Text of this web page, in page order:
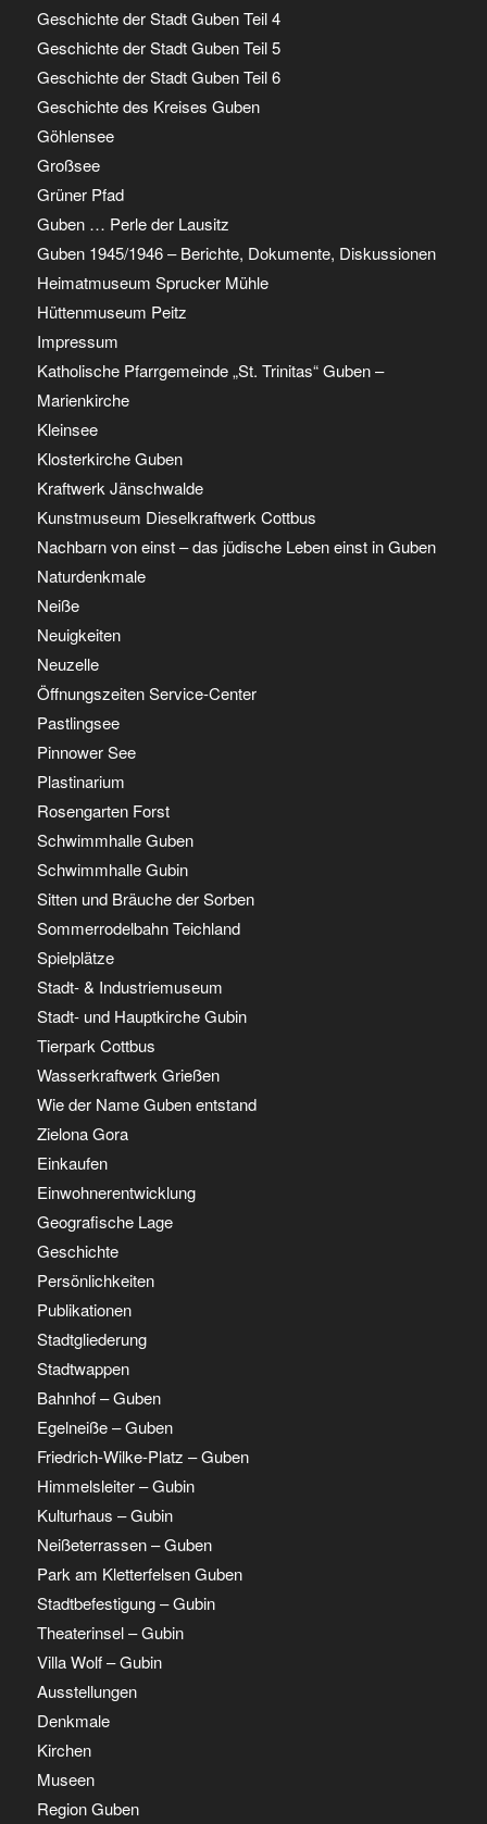
Geschichte der Stadt Guben Teil 4
Geschichte der Stadt Guben Teil 5
Geschichte der Stadt Guben Teil 6
Geschichte des Kreises Guben
Göhlensee
Großsee
Grüner Pfad
Guben … Perle der Lausitz
Guben 1945/1946 – Berichte, Dokumente, Diskussionen
Heimatmuseum Sprucker Mühle
Hüttenmuseum Peitz
Impressum
Katholische Pfarrgemeinde „St. Trinitas“ Guben –
Marienkirche
Kleinsee
Klosterkirche Guben
Kraftwerk Jänschwalde
Kunstmuseum Dieselkraftwerk Cottbus
Nachbarn von einst – das jüdische Leben einst in Guben
Naturdenkmale
Neiße
Neuigkeiten
Neuzelle
Öffnungszeiten Service-Center
Pastlingsee
Pinnower See
Plastinarium
Rosengarten Forst
Schwimmhalle Guben
Schwimmhalle Gubin
Sitten und Bräuche der Sorben
Sommerrodelbahn Teichland
Spielplätze
Stadt- & Industriemuseum
Stadt- und Hauptkirche Gubin
Tierpark Cottbus
Wasserkraftwerk Grießen
Wie der Name Guben entstand
Zielona Gora
Einkaufen
Einwohnerentwicklung
Geografische Lage
Geschichte
Persönlichkeiten
Publikationen
Stadtgliederung
Stadtwappen
Bahnhof – Guben
Egelneiße – Guben
Friedrich-Wilke-Platz – Guben
Himmelsleiter – Gubin
Kulturhaus – Gubin
Neißeterrassen – Guben
Park am Kletterfelsen Guben
Stadtbefestigung – Gubin
Theaterinsel – Gubin
Villa Wolf – Gubin
Ausstellungen
Denkmale
Kirchen
Museen
Region Guben